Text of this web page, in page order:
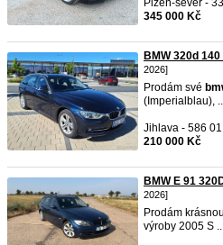
Plzeň-sever -
345 000 Kč
BMW 320d
2026]
Prodám své
(Imperialblau),
Jihlava - 586 01
210 000 Kč
BMW E 91
2026]
Prodám krásnou
výroby 2005 S